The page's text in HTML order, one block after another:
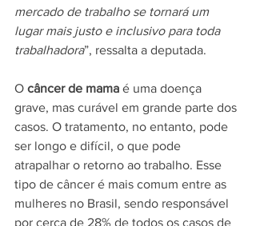
mercado de trabalho se tornará um
lugar mais justo e inclusivo para toda
trabalhadora”, ressalta a deputada.
O câncer de mama é uma doença
grave, mas curável em grande parte dos
casos. O tratamento, no entanto, pode
ser longo e difícil, o que pode
atrapalhar o retorno ao trabalho. Esse
tipo de câncer é mais comum entre as
mulheres no Brasil, sendo responsável
por cerca de 28% de todos os casos de